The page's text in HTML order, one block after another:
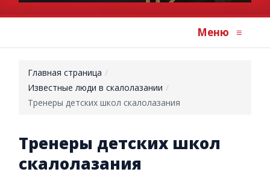
Меню ≡
Главная страница
Известные люди в скалолазании
Тренеры детских школ скалолазания
Тренеры детских школ
скалолазания